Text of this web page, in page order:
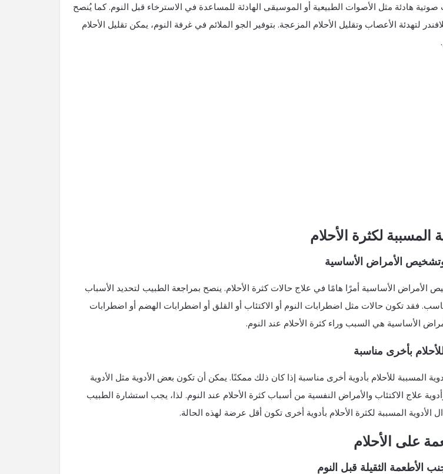
هادئة مثل الأصوات الطبيعية أو الموسيقى الهادئة للمساعدة في الاسترخاء قبل النوم. كما يُنصح
لتهدئة الأعصاب وتقليل الأحلام المزعجة. بتوفير الجو الملائم في غرفة النوم، يمكن تقليل الأحلام
المسببة لكثرة الأحلام
الأمراض الأساسية
الأمراض الأساسية أمرًا هامًا في علاج حالات كثرة الأحلام. ينصح بمراجعة الطبيب لتحديد الأسباب
فقد تكون حالات مثل اضطرابات النوم أو الاكتئاب أو القلق أو اضطرابات الهضم أو اضطرابات
الأساسية هي السبب وراء كثرة الأحلام عند النوم.
بأخرى مناسبة
المسببة للأحلام بأدوية أخرى مناسبة إذا كان ذلك ممكنًا. يمكن أن تكون بعض الأدوية مثل الأدوية
علاج الاكتئاب والأمراض النفسية من أسباب كثرة الأحلام عند النوم. لذا، يجب استشارة الطبيب
المسببة لكثرة الأحلام بأدوية أخرى تكون أقل عرضة لهذه الحالة.
على الأحلام
الأطعمة الثقيلة قبل النوم